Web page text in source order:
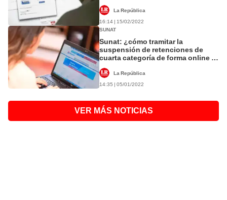
La República
16:14 | 15/02/2022
SUNAT
Sunat: ¿cómo tramitar la
suspensión de retenciones de
cuarta categoría de forma online y
La República
14:35 | 05/01/2022
VER MÁS NOTICIAS